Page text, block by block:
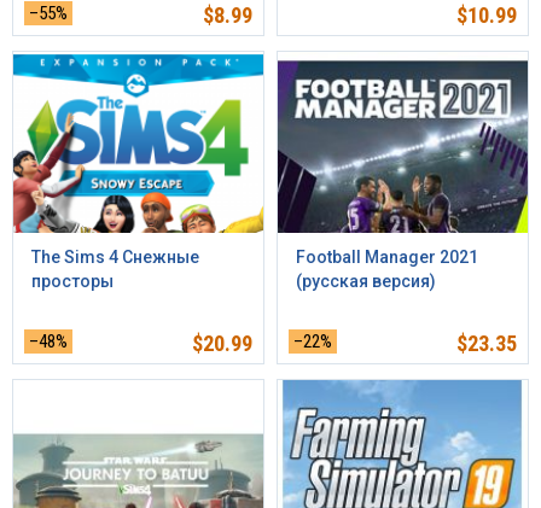
–55% $8.99 $10.99
The Sims 4 Снежные
просторы
–48% $20.99
Football Manager 2021
(русская версия)
–22% $23.35